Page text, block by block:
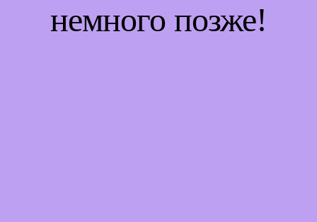
немного позже!